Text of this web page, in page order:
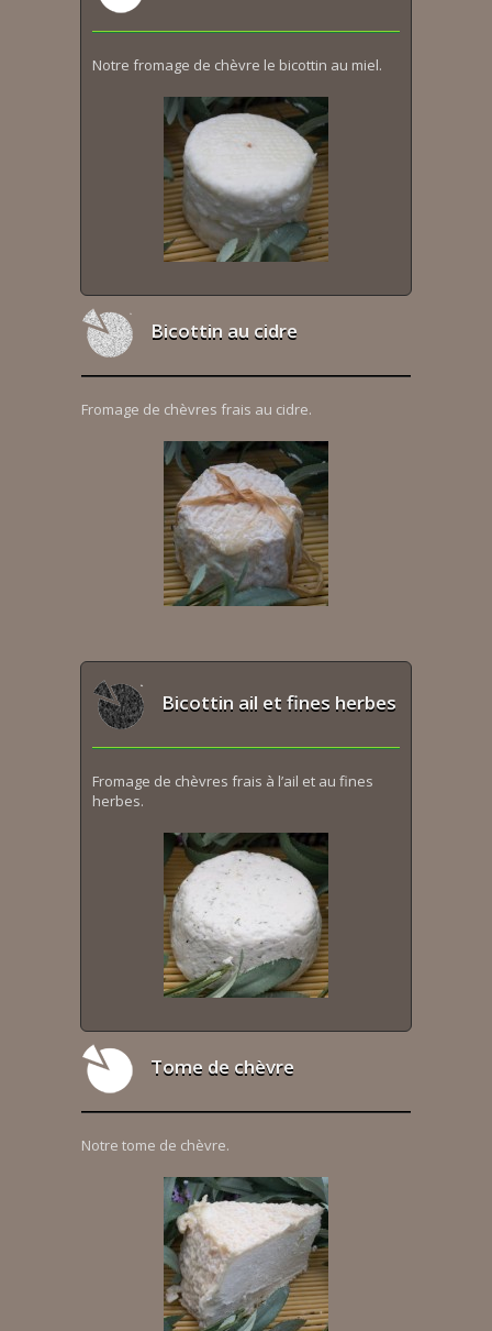
Notre fromage de chèvre le bicottin au miel.
Bicottin au cidre
Fromage de chèvres frais au cidre.
Bicottin ail et fines herbes
Fromage de chèvres frais à l’ail et au fines
herbes.
Tome de chèvre
Notre tome de chèvre.